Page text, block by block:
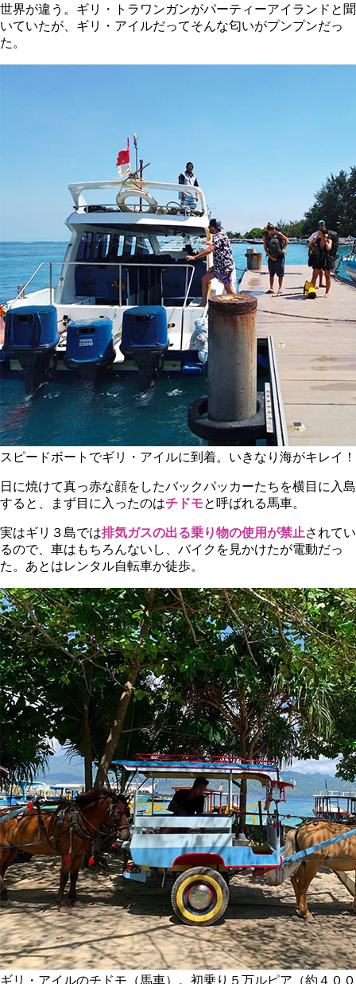
世界が違う。ギリ・トラワンガンがパーティーアイランドと聞
いていたが、ギリ・アイルだってそんな匂いがプンプンだっ
た。
スピードボートでギリ・アイルに到着。いきなり海がキレイ！
日に焼けて真っ赤な顔をしたバックパッカーたちを横目に入島
すると、まず目に入ったのはチドモと呼ばれる馬車。
実はギリ３島では排気ガスの出る乗り物の使用が禁止されてい
るので、車はもちろんないし、バイクを見かけたが電動だっ
た。あとはレンタル自転車か徒歩。
ギリ・アイルのチドモ（馬車）。初乗り５万ルピア（約４００